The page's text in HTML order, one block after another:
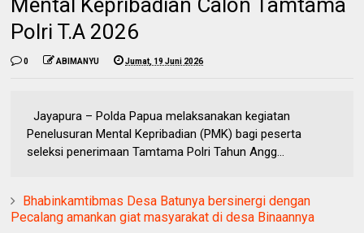
Mental Kepribadian Calon Tamtama
Polri T.A 2026
0 ABIMANYU Jumat, 19 Juni 2026
Jayapura – Polda Papua melaksanakan kegiatan
Penelusuran Mental Kepribadian (PMK) bagi peserta
seleksi penerimaan Tamtama Polri Tahun Angg...
Bhabinkamtibmas Desa Batunya bersinergi dengan
Pecalang amankan giat masyarakat di desa Binaannya